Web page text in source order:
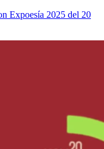
Expoesía 2025 del 20